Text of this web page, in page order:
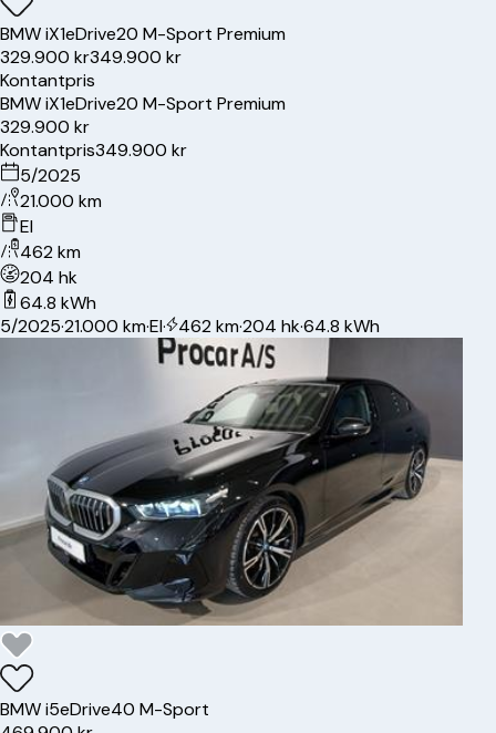
BMWiX1eDrive20 M-Sport Premium
329.900 kr349.900 kr
Kontantpris
BMWiX1eDrive20 M-Sport Premium
329.900 kr
Kontantpris349.900 kr
5/2025
21.000 km
El
462 km
204 hk
64.8 kWh
5/2025·21.000 km·El· 462 km·204 hk·64.8 kWh
BMWi5eDrive40 M-Sport